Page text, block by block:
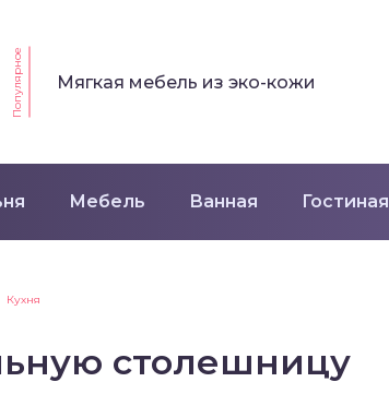
Популярное Мягкая мебель из эко-кожи
Мебель Ванная Гостиная
Кухня
столешницу